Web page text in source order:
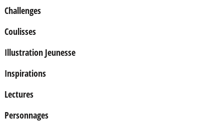
Challenges
Coulisses
Illustration Jeunesse
Inspirations
Lectures
Personnages